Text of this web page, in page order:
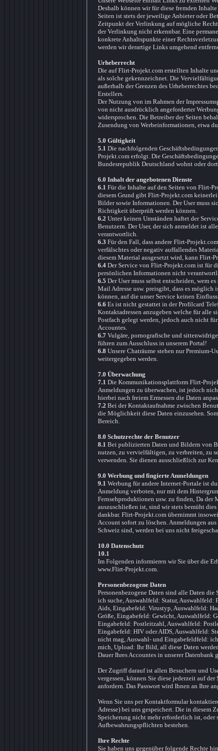
Deshalb können wir für diese fremden
Seiten ist stets der jeweilige Anbieter oder
Zeitpunkt der Verlinkung auf mögliche
der Verlinkung nicht erkennbar. Eine
konkrete Anhaltspunkte einer
werden wir derartige Links umgehend
Urheberrecht
Die auf Flirt-Projekt.com erstellten Inhalte
als solche gekennzeichnet. Die
außerhalb der Grenzen des Urheberrechtes
Erstellers.
Der Nutzung von im Rahmen der
von nicht ausdrücklich angeforderter
widersprochen. Die Betreiber der Seiten
Zusendung von Werbeinformationen, etwa
5.0 Gültigkeit
5.1 Die nachfolgenden
Projekt.com erfolgt. Die
Bundesrepublik Deutschland wohnt oder
6.0 Inhalt der angebotenen Dienste
6.1 Für die Inhalte auf den Seiten von Flirt-
diesem Grund gibt Flirt-Projekt.com
Bilder sowie Informationen. Der User muss
Richtigkeit überprüft werden können.
6.2 Unter keinen Umständen haftet der
Benutzern. Der User, der sich anmeldet ist
verantwortlich.
6.3 Für den Fall, dass andere Flirt-
verfälschtes oder negativ auffallendes
diesem Material ausgesetzt wird, kann Flirt-
6.4Der Service von Flirt-Projekt.com ist für
persönlichen Informationen nicht
6.5 Der User muss selbst entscheiden, wem
Mail Adresse usw. preisgibt, dass es möglich
können, auf die unser Service keinen
6.6 Es ist nicht gestattet in der Profilcard
Kontaktadressen anzugeben welche für alle
Postfach gelegt werden, jedoch auch nicht
Accountes.
6.7Vulgäre, pornografische und
führen zum Ausschluss in unserem Portal!
6.8 Unsere Chaträume stehen nur Premium-
weitergegeben werden.
7.0 Überwachung
7.1 Die Kommunikationsplattform Flirt-
Anmeldungen zu überwachen, ist jedoch
hierbei nach freiem Ermessen die Daten
7.2 Bei der Kontaktaufnahme zwischen
die Möglichkeit diese Daten einzusehen.
Bereich.
8.0 Schutzrechte der Benutzer
8.1 Bei publizierten Daten und Bildern von
nutzen, zu vervielfältigen, zu verbreiten, zu
verwenden. Sie dienen ausschließlich zur
9.0 Werbung und fingierte Anmeldungen
9.1 Werbung für andere Internet-Portale ist
Anmeldung verboten, nur mit dem
Fernsehproduktionen usw. zu finden, Da der
auszuschließen ist, sind wir stets bemüht
dankbar. Flirt-Projekt.com übernimmt
Account sofort zu löschen. Anmeldungen
Schweiz sind, werden bei uns nicht
10.0 Datenschutz
10.1
Im Folgenden informieren wir Sie über die
www.Flirt-Projekt.com.
Personenbezogene Daten
Personenbezogene Daten sind alle Daten
ich suche, Auswahlfeld: Statur,
Aids, Eingabefeld: Virustyp, Auswahlfeld:
Größe, Eingabefeld: Gewicht, Auswahlfeld:
Eingabefeld: Postleitzahl, Auswahlfeld:
Eingabefeld: HIV oder AIDS, Auswahlfeld:
nicht mag, Auswahl- und Eingabefeldfeld:
mich, Upload: Ihr Bild, all diese Daten
Dauer Ihres Accountes in unserer Datenbank
Der Zugriff darauf ist allen Besuchern und
vergessen, können Sie diese jederzeit auf
anfordern. Das Passwort wird Ihnen an Ihre
Wenn Sie uns per Kontaktformular
Adresse) bei uns gespeichert. Die in diesem
Speicherung nicht mehr erforderlich ist,
Aufbewahrungspflichten bestehen.
Ihre Rechte
Sie haben uns gegenüber folgende Rechte